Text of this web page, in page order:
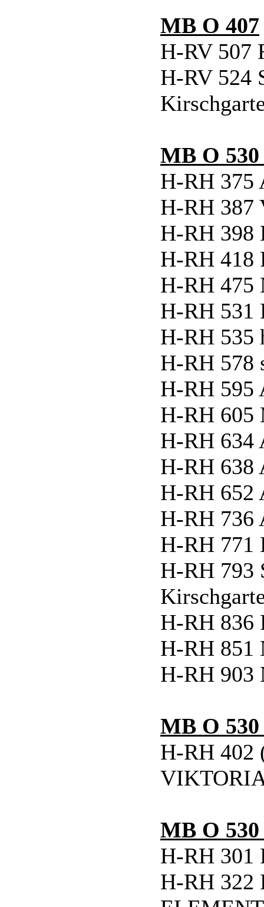
MB O 407
H-RV 507
H-RV 524
MB O
H-RH 375
H-RH 387
H-RH 398
H-RH 418
H-RH 475
H-RH 531
H-RH 535
H-RH 578
H-RH 595
H-RH 605
H-RH 634
H-RH 638
H-RH 652
H-RH 736
H-RH 771
H-RH 793
H-RH 836
H-RH 851
H-RH 903
MB O
H-RH
MB O
H-RH 301
H-RH